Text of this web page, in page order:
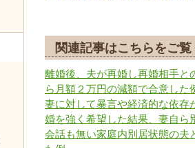
関連記事はこちらをご覧
離婚後、夫が再婚し再婚相手と
ら月額２万円の減額で合意した
妻に対して暴言や経済的な依存
婚を強く希望した結果、妻自ら
会話も無い家庭内別居状態の夫